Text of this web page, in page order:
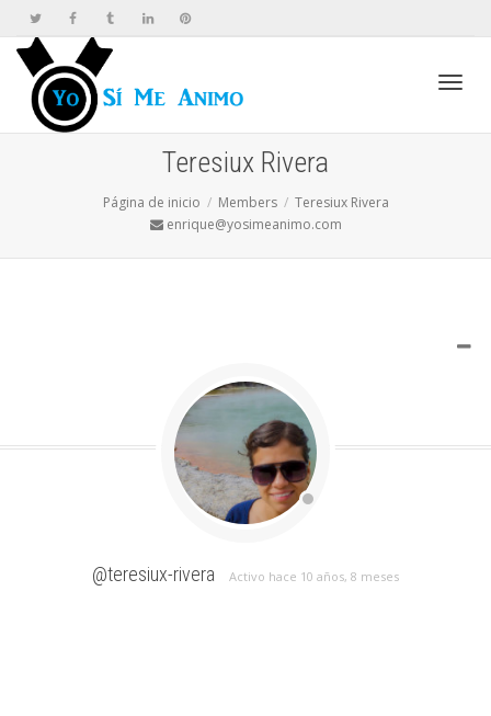
Teresiux Rivera
Página de inicio Members
Teresiux Rivera
enrique@yosimeanimo.com
@teresiux-rivera Activo hace 10 años, 8 meses